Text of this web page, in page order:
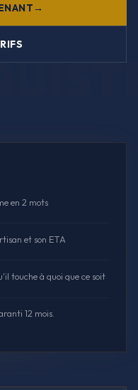
en 2 mots
et son ETA
touche à quoi que ce soit
12 mois.